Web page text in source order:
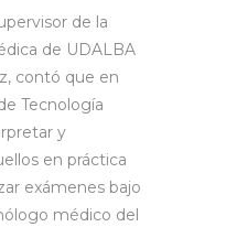
de la
de UDALBA
contó que en
Tecnología
y
en práctica
exámenes bajo
médico del